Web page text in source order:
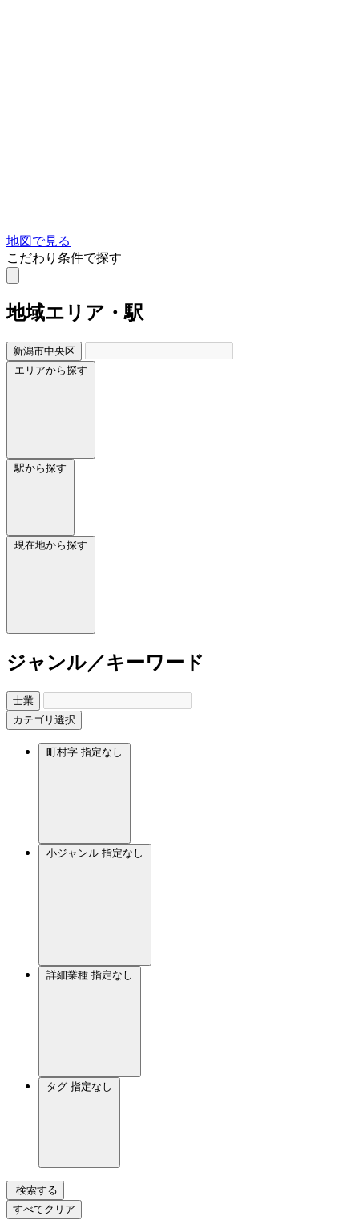
地図で見る
こだわり条件で探す
地域エリア・駅
新潟市中央区
エリアから探す
駅から探す
現在地から探す
ジャンル／キーワード
士業
カテゴリ選択
町村字 指定なし
小ジャンル 指定なし
詳細業種 指定なし
タグ 指定なし
検索する
すべてクリア